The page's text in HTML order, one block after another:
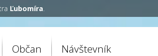
Ľubomíra.
Občan Návštevník